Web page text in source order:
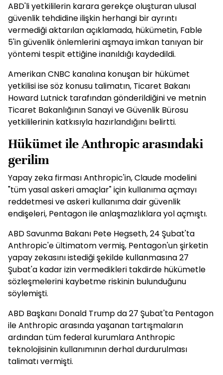
ABD'li yetkililerin karara gerekçe oluşturan ulusal
güvenlik tehdidine ilişkin herhangi bir ayrıntı
vermediği aktarılan açıklamada, hükümetin, Fable
5'in güvenlik önlemlerini aşmaya imkan tanıyan bir
yöntemi tespit ettiğine inanıldığı kaydedildi.
Amerikan CNBC kanalına konuşan bir hükümet
yetkilisi ise söz konusu talimatın, Ticaret Bakanı
Howard Lutnick tarafından gönderildiğini ve metnin
Ticaret Bakanlığının Sanayi ve Güvenlik Bürosu
yetkililerinin katkısıyla hazırlandığını belirtti.
Hükümet ile Anthropic arasındaki
gerilim
Yapay zeka firması Anthropic'in, Claude modelini
"tüm yasal askeri amaçlar" için kullanıma açmayı
reddetmesi ve askeri kullanıma dair güvenlik
endişeleri, Pentagon ile anlaşmazlıklara yol açmıştı.
ABD Savunma Bakanı Pete Hegseth, 24 Şubat'ta
Anthropic'e ültimatom vermiş, Pentagon'un şirketin
yapay zekasını istediği şekilde kullanmasına 27
Şubat'a kadar izin vermedikleri takdirde hükümetle
sözleşmelerini kaybetme riskinin bulunduğunu
söylemişti.
ABD Başkanı Donald Trump da 27 Şubat'ta Pentagon
ile Anthropic arasında yaşanan tartışmaların
ardından tüm federal kurumlara Anthropic
teknolojisinin kullanımının derhal durdurulması
talimatı vermişti.